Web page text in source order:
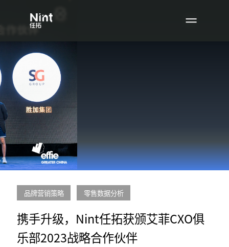
携手升级，Nint任拓获颁艾菲CXO俱
乐部2023战略合作伙伴
品牌营销策略 零售数据分析